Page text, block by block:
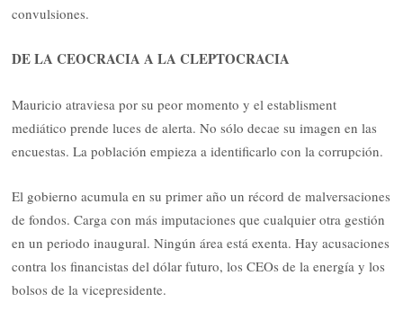
convulsiones.
DE LA CEOCRACIA A LA CLEPTOCRACIA
Mauricio atraviesa por su peor momento y el establisment
mediático prende luces de alerta. No sólo decae su imagen en las
encuestas. La población empieza a identificarlo con la corrupción.
El gobierno acumula en su primer año un récord de malversaciones
de fondos. Carga con más imputaciones que cualquier otra gestión
en un periodo inaugural. Ningún área está exenta. Hay acusaciones
contra los financistas del dólar futuro, los CEOs de la energía y los
bolsos de la vicepresidente.